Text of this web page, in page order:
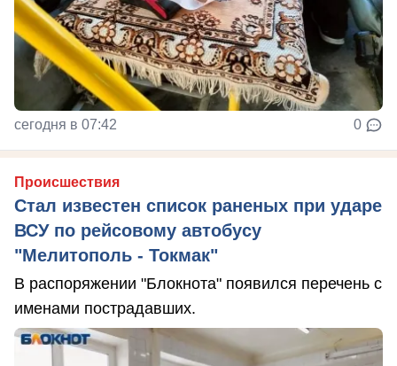
сегодня в 07:42 0
Происшествия
Стал известен список раненых при ударе
ВСУ по рейсовому автобусу
"Мелитополь - Токмак"
В распоряжении "Блокнота" появился перечень с
именами пострадавших.